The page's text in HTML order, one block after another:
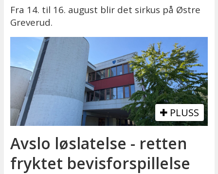
Fra 14. til 16. august blir det sirkus på Østre
Greverud.
PLUSS
Avslo løslatelse - retten
fryktet bevisforspillelse